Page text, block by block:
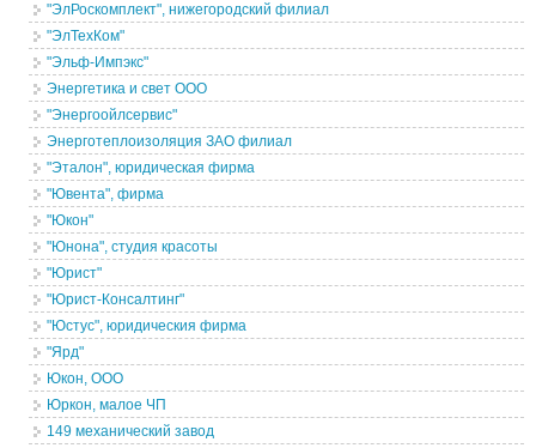
"ЭлРоскомплект", нижегородский филиал
"ЭлТехКом"
"Эльф-Импэкс"
Энергетика и свет ООО
"Энергоойлсервис"
Энерготеплоизоляция ЗАО филиал
"Эталон", юридическая фирма
"Ювента", фирма
"Юкон"
"Юнона", студия красоты
"Юрист"
"Юрист-Консалтинг"
"Юстус", юридическия фирма
"Ярд"
Юкон, ООО
Юркон, малое ЧП
149 механический завод